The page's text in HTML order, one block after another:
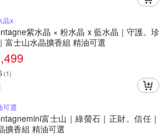
晶x
紫水晶 × 粉水晶 x 藍水晶｜守護。珍
富士山水晶擴香組 精油可選
(1)
可選
富士山｜綠螢石｜正財。信任｜
擴香組 精油可選